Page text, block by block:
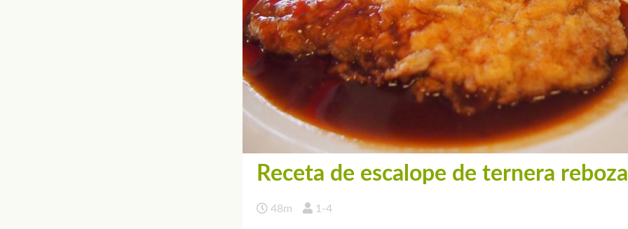
Receta de escalope de ternera
48m 1-4